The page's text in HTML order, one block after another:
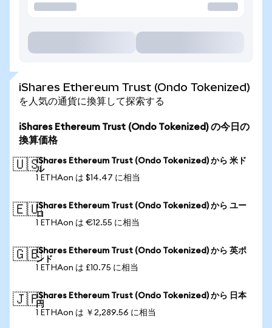
iShares Ethereum Trust (Ondo Tokenized)
を人気の通貨に換算して探索する
iShares Ethereum Trust (Ondo Tokenized) の今日の
換算価格
🇺🇸iShares Ethereum Trust (Ondo Tokenized) から 米ド
ル
1 ETHAon は $14.47 に相当
🇪🇺iShares Ethereum Trust (Ondo Tokenized) から ユー
ロ
1 ETHAon は €12.55 に相当
🇬🇧iShares Ethereum Trust (Ondo Tokenized) から 英ポ
ンド
1 ETHAon は £10.75 に相当
🇯🇵iShares Ethereum Trust (Ondo Tokenized) から 日本
円
1 ETHAon は ￥2,289.56 に相当